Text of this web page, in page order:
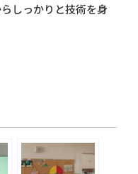
しっかりと技術を身